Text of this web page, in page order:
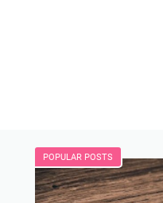
POPULAR POSTS